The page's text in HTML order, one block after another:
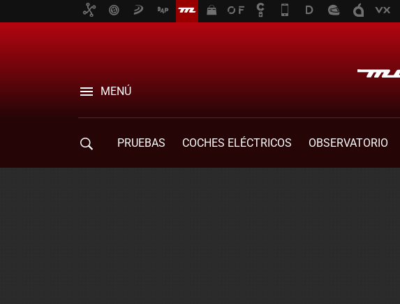
MENÚ
PRUEBAS COCHES ELÉCTRICOS OBSERVATORIO